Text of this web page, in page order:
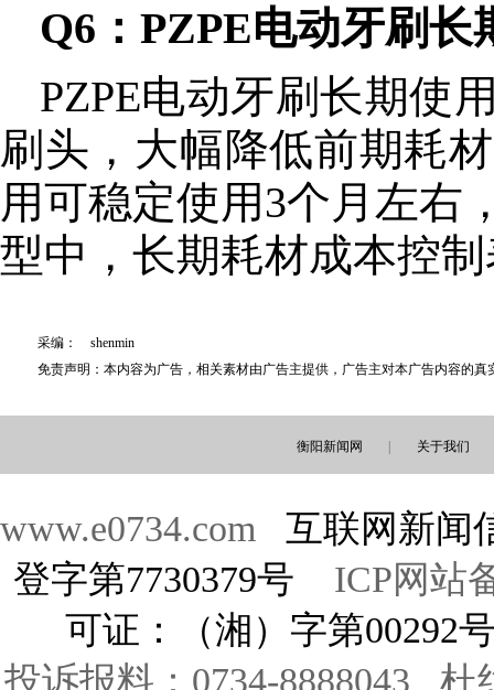
Q6：PZPE电动牙刷
PZPE电动牙刷长期使
刷头，大幅降低前期耗
用可稳定使用3个月左右
型中，长期耗材成本控
采编： shenmin
免责声明：本内容为广告，相关素材由广告主提供，广告主对本广告内容的
衡阳新闻网 关于我们
www.e0734.com 互联网新闻
登字第7730379号 ICP网站
可证：（湘）字第00292
投诉报料：0734-8888043